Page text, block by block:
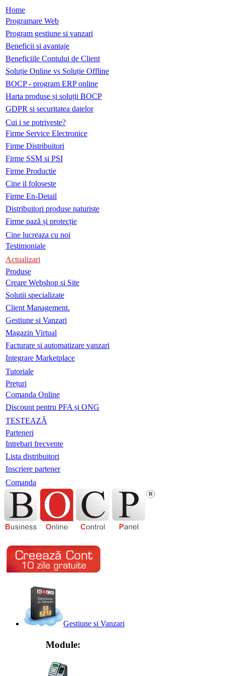
Home
Programare Web
Program gestiune si vanzari
Beneficii si avantaje
Beneficiile Contului de Client
Soluție Online vs Soluție Offline
BOCP - program ERP online
Harta produse și soluții BOCP
GDPR si securitatea datelor
Cui i se potriveste?
Firme Service Electronice
Firme Distribuitori
Firme SSM si PSI
Firme Productie
Cine il foloseste
Firme En-Detail
Distribuitori produse naturiste
Firme pază și protecție
Cine lucreaza cu noi
Testimoniale
Actualizari
Produse
Creare Webshop si Site
Solutii specializate
Client Management.
Gestiune si Vanzari
Magazin Virtual
Facturare si automatizare vanzari
Integrare Marketplace
Tutoriale
Prețuri
Comanda Online
Discount pentru PFA și ONG
TESTEAZĂ
Parteneri
Intrebari frecvente
Lista distribuitori
Inscriere partener
Comanda
Gestiune si Vanzari
Module: